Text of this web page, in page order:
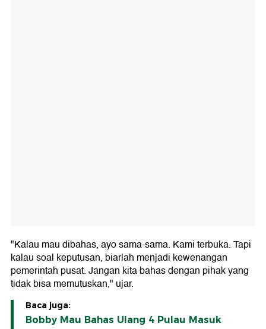
"Kalau mau dibahas, ayo sama-sama. Kami terbuka. Tapi
kalau soal keputusan, biarlah menjadi kewenangan
pemerintah pusat. Jangan kita bahas dengan pihak yang
tidak bisa memutuskan," ujar.
Baca juga:
Bobby Mau Bahas Ulang 4 Pulau Masuk